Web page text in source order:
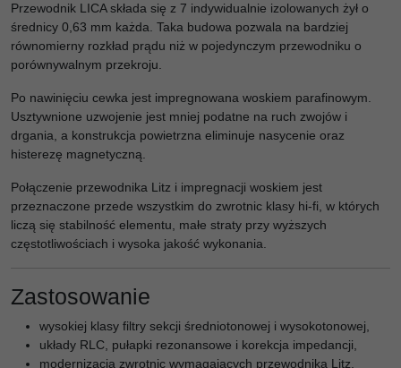
Przewodnik LICA składa się z 7 indywidualnie izolowanych żył o
średnicy 0,63 mm każda. Taka budowa pozwala na bardziej
równomierny rozkład prądu niż w pojedynczym przewodniku o
porównywalnym przekroju.
Po nawinięciu cewka jest impregnowana woskiem parafinowym.
Usztywnione uzwojenie jest mniej podatne na ruch zwojów i
drgania, a konstrukcja powietrzna eliminuje nasycenie oraz
histerezę magnetyczną.
Połączenie przewodnika Litz i impregnacji woskiem jest
przeznaczone przede wszystkim do zwrotnic klasy hi-fi, w których
liczą się stabilność elementu, małe straty przy wyższych
częstotliwościach i wysoka jakość wykonania.
Zastosowanie
wysokiej klasy filtry sekcji średniotonowej i wysokotonowej,
układy RLC, pułapki rezonansowe i korekcja impedancji,
modernizacja zwrotnic wymagających przewodnika Litz,